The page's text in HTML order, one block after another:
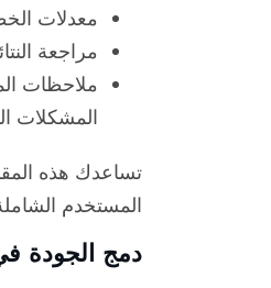
معدلات
مراجعة
ملاحظات
المشكلات
تساعدك هذه
المستخدم
دمج الجودة